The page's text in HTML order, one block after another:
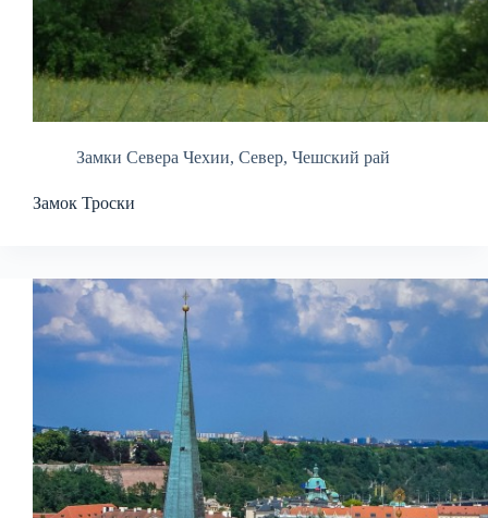
Замки Севера Чехии, Север, Чешский рай
Замок Троски